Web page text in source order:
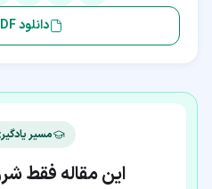
دانلود PDF مقاله
مسیر
این مقاله فقط